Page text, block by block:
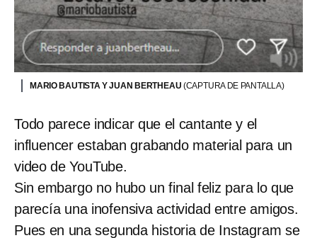
MARIO BAUTISTA Y JUAN BERTHEAU (CAPTURA DE PANTALLA)
Todo parece indicar que el cantante y el
influencer estaban grabando material para un
video de YouTube.
Sin embargo no hubo un final feliz para lo que
parecía una inofensiva actividad entre amigos.
Pues en una segunda historia de Instagram se